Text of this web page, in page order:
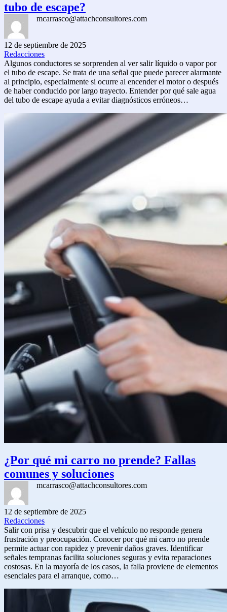
tubo de escape?
mcarrasco@attachconsultores.com
12 de septiembre de 2025
Redacciones
Algunos conductores se sorprenden al ver salir líquido o vapor por
el tubo de escape. Se trata de una señal que puede parecer alarmante
al principio, especialmente si ocurre al encender el motor o después
de haber conducido por largo trayecto. Entender por qué sale agua
del tubo de escape ayuda a evitar diagnósticos erróneos…
¿Por qué mi carro no prende? Fallas
comunes y soluciones
mcarrasco@attachconsultores.com
12 de septiembre de 2025
Redacciones
Salir con prisa y descubrir que el vehículo no responde genera
frustración y preocupación. Conocer por qué mi carro no prende
permite actuar con rapidez y prevenir daños graves. Identificar
señales tempranas facilita soluciones seguras y evita reparaciones
costosas. En la mayoría de los casos, la falla proviene de elementos
esenciales para el arranque, como…